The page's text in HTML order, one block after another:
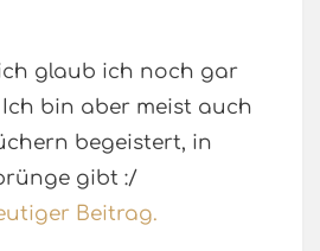
glaub ich noch gar
bin aber meist auch
begeistert, in
gibt :/
Beitrag.